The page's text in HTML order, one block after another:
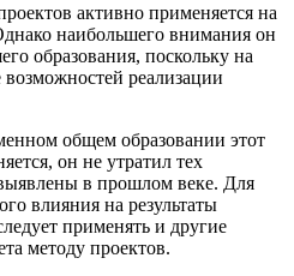
активно применяется на
наибольшего внимания он
образования, поскольку на
реализации
общем образовании этот
он не утратил тех
в прошлом веке. Для
влияния на результаты
применять и другие
методу проектов.